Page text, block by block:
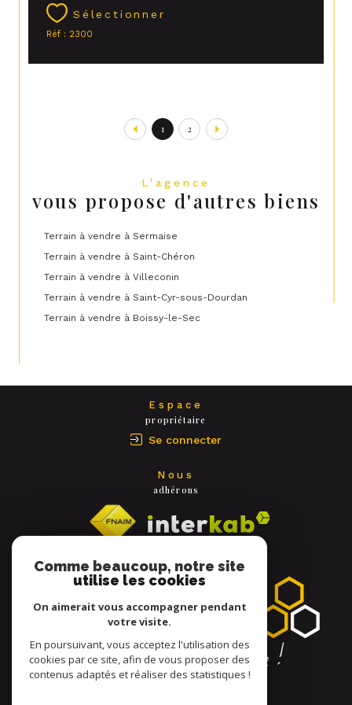
Sélectionner
Réf : 2300
1 2
L'agence
vous propose d'autres biens
Terrain à vendre à Sermaise
Terrain à vendre à Saint-Chéron
Terrain à vendre à Villeconin
Terrain à vendre à Saint-Cyr-sous-Dourdan
Terrain à vendre à Boissy-le-Sec
Espace
propriétaire
Se connecter
Nous
adhérons
Comme beaucoup, notre site
utilise les cookies
On aimerait vous accompagner pendant
votre visite.
En poursuivant, vous acceptez l'utilisation des
cookies par ce site, afin de vous proposer des
contenus adaptés et réaliser des statistiques !